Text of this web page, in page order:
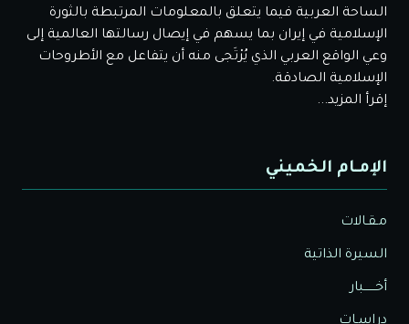
الساحة العربية فيما يتعلق بالمعلومات المرتبطة بالثورة
الإسلامية في إيران بما يسهم في إيصال رسالتها العالمية إلى
وعي الواقع العربي الذي يُرْتَجى منه أن يتفاعل مع الأطروحات
الإسلامية الصادقة.
إقرأ المزيد...
الإمـام الخميني
مـقـالات
السيرة الذاتية
أخــــــبار
دراسـات